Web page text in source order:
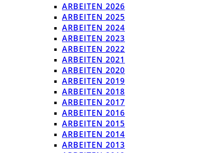
ARBEITEN 2026
ARBEITEN 2025
ARBEITEN 2024
ARBEITEN 2023
ARBEITEN 2022
ARBEITEN 2021
ARBEITEN 2020
ARBEITEN 2019
ARBEITEN 2018
ARBEITEN 2017
ARBEITEN 2016
ARBEITEN 2015
ARBEITEN 2014
ARBEITEN 2013